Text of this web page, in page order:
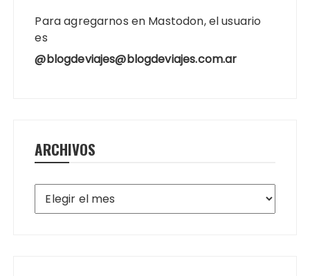
Para agregarnos en Mastodon, el usuario
es
@blogdeviajes@blogdeviajes.com.ar
ARCHIVOS
Archivos